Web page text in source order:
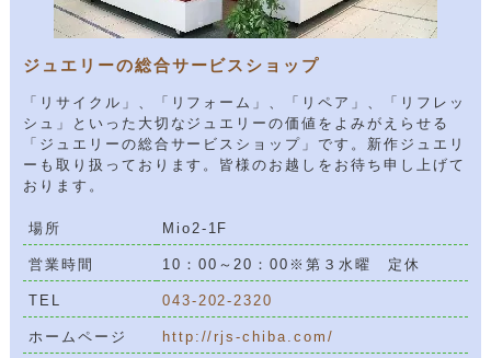
ジュエリーの総合サービスショップ
「リサイクル」、「リフォーム」、「リペア」、「リフレッ
シュ」といった大切なジュエリーの価値をよみがえらせる
「ジュエリーの総合サービスショップ」です。新作ジュエリ
ーも取り扱っております。皆様のお越しをお待ち申し上げて
おります。
場所 Mio2-1F
営業時間 10：00～20：00※第３水曜 定休
TEL 043-202-2320
ホームページ http://rjs-chiba.com/